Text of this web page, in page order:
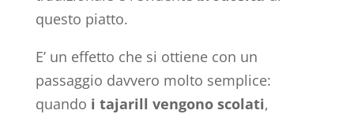
questo piatto.
E’ un effetto che si ottiene con un
passaggio davvero molto semplice:
quando i tajarill vengono scolati,